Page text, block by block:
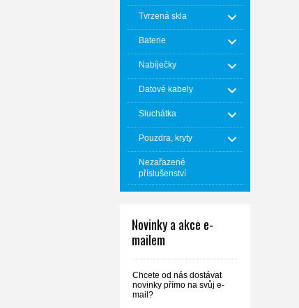
Tvrzená skla
Baterie
Nabíječky
Datové kabely
Sluchátka
Pouzdra, kryty
Nezařazené
příslušenství
Novinky a akce e-
mailem
Chcete od nás dostávat
novinky přímo na svůj e-
mail?